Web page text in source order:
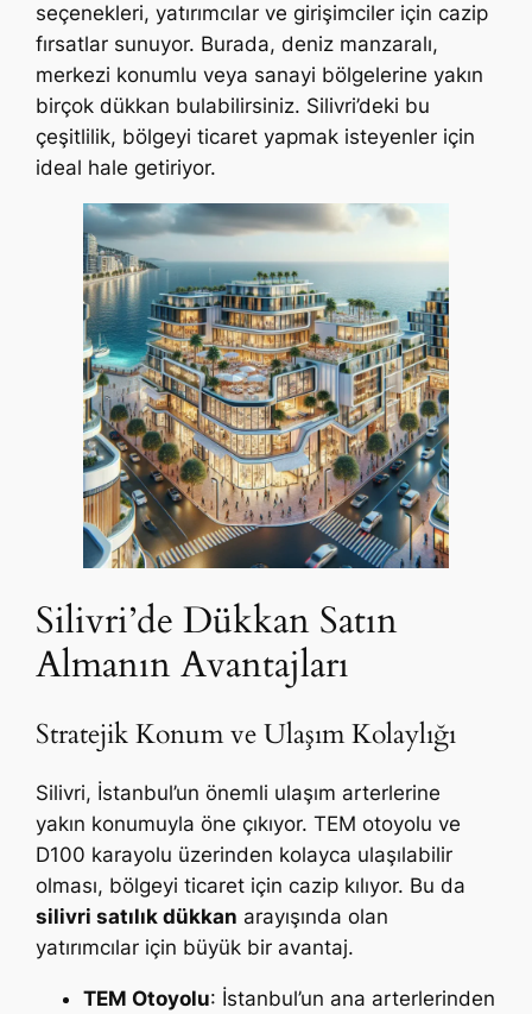
seçenekleri, yatırımcılar ve girişimciler için cazip
fırsatlar sunuyor. Burada, deniz manzaralı,
merkezi konumlu veya sanayi bölgelerine yakın
birçok dükkan bulabilirsiniz. Silivri’deki bu
çeşitlilik, bölgeyi ticaret yapmak isteyenler için
ideal hale getiriyor.
Silivri’de Dükkan Satın
Almanın Avantajları
Stratejik Konum ve Ulaşım Kolaylığı
Silivri, İstanbul’un önemli ulaşım arterlerine
yakın konumuyla öne çıkıyor. TEM otoyolu ve
D100 karayolu üzerinden kolayca ulaşılabilir
olması, bölgeyi ticaret için cazip kılıyor. Bu da
silivri satılık dükkan arayışında olan
yatırımcılar için büyük bir avantaj.
TEM Otoyolu: İstanbul’un ana arterlerinden